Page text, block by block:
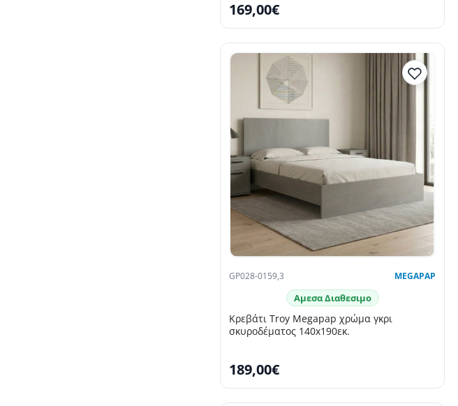
169,00€
GP028-0159,3 MEGAPAP
Αμεσα Διαθεσιμο
Κρεβάτι Troy Megapap χρώμα γκρι
σκυροδέματος 140x190εκ.
189,00€